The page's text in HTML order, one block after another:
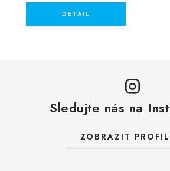
Sledujte nás na
ZOBRAZIT PROFIL